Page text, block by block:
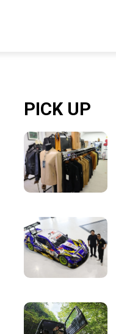
PICK UP